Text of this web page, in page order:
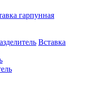
гарпунная
Вставка